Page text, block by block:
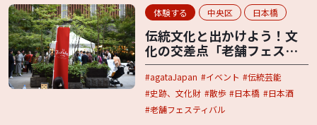
体験する 中央区 日本橋
伝統文化と出かけよう！文
化の交差点「老舗フェステ
ィバル2024」
agataJapan イベント
伝統芸能
史跡、文化財
散歩 日本橋
日本酒
老舗フェスティバル